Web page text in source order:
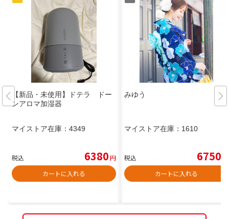
【新品・未使用】ドテラ ドー
ンアロマ加湿器
マイストア在庫： 4349
税込 6380円
カートに入れる
みゆう
マイストア在庫： 1610
税込 6750
カートに入れる